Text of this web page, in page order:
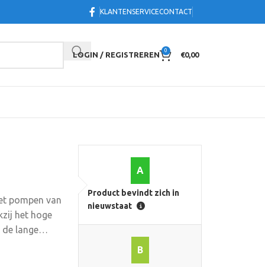
KLANTENSERVICECONTACT
LOGIN / REGISTREREN
0
€0,00
pompen van
het hoge
lange
die
A
Product bevindt zich in
nieuwstaat
B